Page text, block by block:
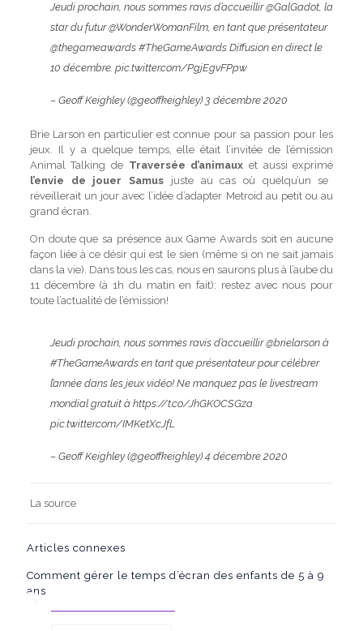
Jeudi prochain, nous sommes ravis d’accueillir@GalGadot, la
star du futur@WonderWomanFilm, en tant que présentateur
@thegameawards #TheGameAwardsDiffusion en direct le
10 décembre. pic.twitter.com/PgjEgvFPpw
– Geoff Keighley (@geoffkeighley) 3 décembre 2020
Brie Larson en particulier est connue pour sa passion pour les
jeux. Il y a quelque temps, elle était l’invitée de l’émission
Animal Talking de Traversée d’animaux et aussi exprimé
l’envie de jouer Samus juste au cas où quelqu’un se
réveillerait un jour avec l’idée d’adapter Metroid au petit ou au
grand écran.
On doute que sa présence aux Game Awards soit en aucune
façon liée à ce désir qui est le sien (même si on ne sait jamais
dans la vie). Dans tous les cas, nous en saurons plus à l’aube du
11 décembre (à 1h du matin en fait): restez avec nous pour
toute l’actualité de l’émission!
Jeudi prochain, nous sommes ravis d’accueillir@brielarsonà
#TheGameAwardsen tant que présentateur pour célébrer
l’année dans les jeux vidéo! Ne manquez pas le livestream
mondial gratuit à https://t.co/JhGKOCSGza
pic.twitter.com/IMKetXcJfL
– Geoff Keighley (@geoffkeighley)4 décembre 2020
La source
Articles connexes
Comment gérer le temps d’écran des enfants de 5 à 9
ans